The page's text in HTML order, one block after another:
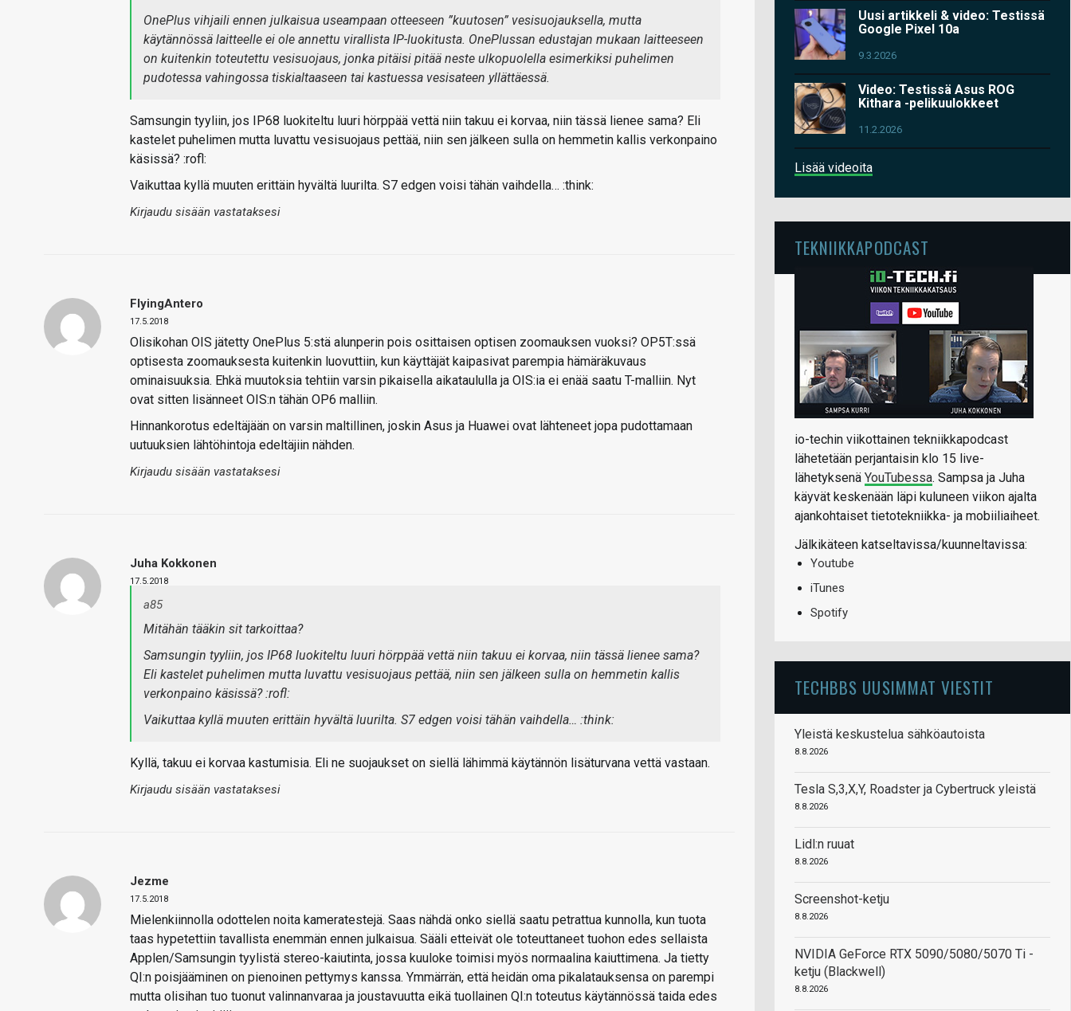
OnePlus vihjaili ennen julkaisua useampaan otteeseen ”kuutosen” vesisuojauksella, mutta
käytännössä laitteelle ei ole annettu virallista IP-luokitusta. OnePlussan edustajan mukaan laitteeseen
on kuitenkin toteutettu vesisuojaus, jonka pitäisi pitää neste ulkopuolella esimerkiksi puhelimen
pudotessa vahingossa tiskialtaaseen tai kastuessa vesisateen yllättäessä.
Samsungin tyyliin, jos IP68 luokiteltu luuri hörppää vettä niin takuu ei korvaa, niin tässä lienee sama? Eli
kastelet puhelimen mutta luvattu vesisuojaus pettää, niin sen jälkeen sulla on hemmetin kallis verkonpaino
käsissä? :rofl:
Vaikuttaa kyllä muuten erittäin hyvältä luurilta. S7 edgen voisi tähän vaihdella… :think:
Kirjaudu sisään vastataksesi
FlyingAntero
17.5.2018
Olisikohan OIS jätetty OnePlus 5:stä alunperin pois osittaisen optisen zoomauksen vuoksi? OP5T:ssä
optisesta zoomauksesta kuitenkin luovuttiin, kun käyttäjät kaipasivat parempia hämäräkuvaus
ominaisuuksia. Ehkä muutoksia tehtiin varsin pikaisella aikataululla ja OIS:ia ei enää saatu T-malliin. Nyt
ovat sitten lisänneet OIS:n tähän OP6 malliin.
Hinnankorotus edeltäjään on varsin maltillinen, joskin Asus ja Huawei ovat lähteneet jopa pudottamaan
uutuuksien lähtöhintoja edeltäjiin nähden.
Kirjaudu sisään vastataksesi
Juha Kokkonen
17.5.2018
a85
Mitähän tääkin sit tarkoittaa?
Samsungin tyyliin, jos IP68 luokiteltu luuri hörppää vettä niin takuu ei korvaa, niin tässä lienee sama?
Eli kastelet puhelimen mutta luvattu vesisuojaus pettää, niin sen jälkeen sulla on hemmetin kallis
verkonpaino käsissä? :rofl:
Vaikuttaa kyllä muuten erittäin hyvältä luurilta. S7 edgen voisi tähän vaihdella… :think:
Kyllä, takuu ei korvaa kastumisia. Eli ne suojaukset on siellä lähimmä käytännön lisäturvana vettä vastaan.
Kirjaudu sisään vastataksesi
Jezme
17.5.2018
Mielenkiinnolla odottelen noita kameratestejä. Saas nähdä onko siellä saatu petrattua kunnolla, kun tuota
taas hypetettiin tavallista enemmän ennen julkaisua. Sääli etteivät ole toteuttaneet tuohon edes sellaista
Applen/Samsungin tyylistä stereo-kaiutinta, jossa kuuloke toimisi myös normaalina kaiuttimena. Ja tietty
QI:n poisjääminen on pienoinen pettymys kanssa. Ymmärrän, että heidän oma pikalatauksensa on parempi
mutta olisihan tuo tuonut valinnanvaraa ja joustavuutta eikä tuollainen QI:n toteutus käytännössä taida edes
Uusi artikkeli & video: Testissä
Google Pixel 10a
9.3.2026
Video: Testissä Asus ROG
Kithara -pelikuulokkeet
11.2.2026
Lisää videoita
TEKNIIKKAPODCAST
io-techin viikottainen tekniikkapodcast
lähetetään perjantaisin klo 15 live-
lähetyksenä YouTubessa. Sampsa ja Juha
käyvät keskenään läpi kuluneen viikon ajalta
ajankohtaiset tietotekniikka- ja mobiiliaiheet.
Jälkikäteen katseltavissa/kuunneltavissa:
Youtube
iTunes
Spotify
TECHBBS UUSIMMAT VIESTIT
Yleistä keskustelua sähköautoista
8.8.2026
Tesla S,3,X,Y, Roadster ja Cybertruck yleistä
8.8.2026
Lidl:n ruuat
8.8.2026
Screenshot-ketju
8.8.2026
NVIDIA GeForce RTX 5090/5080/5070 Ti -
ketju (Blackwell)
8.8.2026